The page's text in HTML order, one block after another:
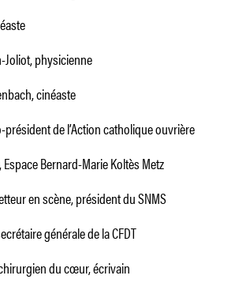
Joliot, physicienne
cinéaste
président de l’Action catholique ouvrière
Espace Bernard-Marie Koltès Metz
en scène, président du SNMS
générale de la CFDT
du cœur, écrivain